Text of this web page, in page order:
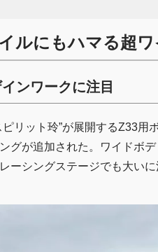
ルにもハマる超
ンワークに注目
ピリット玲”が展開するZ33
グが追加された。ワイドボ
ーシングステージでも大い